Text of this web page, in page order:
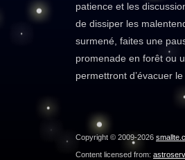
patience et les
de dissiper les
surmené, faites une
promenade en forêt ou
permettront d’évacuer
Copyright © 2009-2026
Content licensed from: